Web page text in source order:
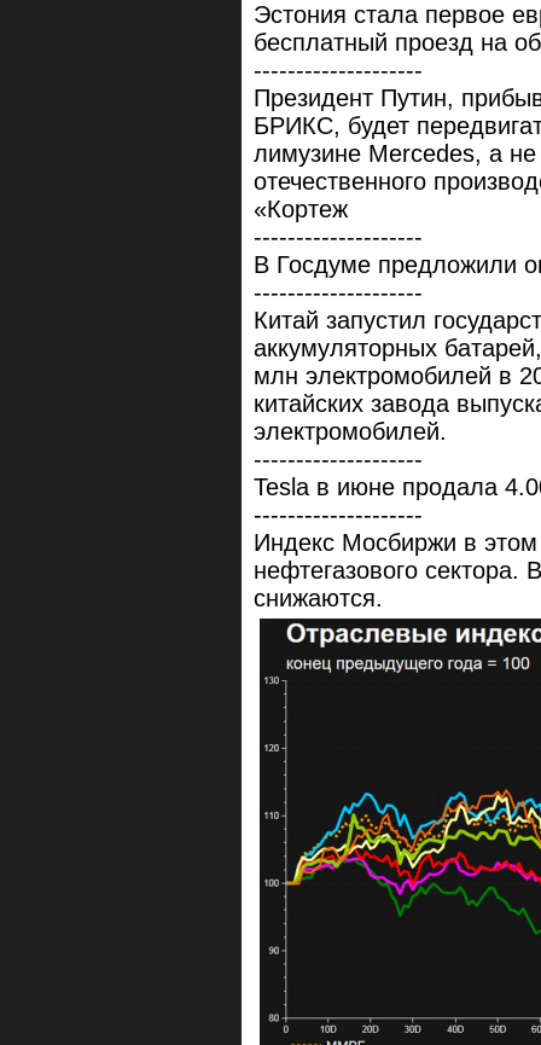
Эстония стала первое
бесплатный проезд на
--------------------
Президент Путин,
БРИКС, будет
лимузине Mercedes, а
отечественного
«Кортеж
--------------------
В Госдуме предложили
--------------------
Китай запустил
аккумуляторных
млн электромобилей в
китайских завода
электромобилей.
--------------------
Tesla в июне продала
--------------------
Индекс Мосбиржи в этом
нефтегазового сектора.
снижаются.